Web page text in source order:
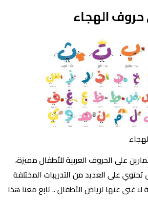
حروف الهجاء
على الحروف العربية للأطفال مميزة،
على العديد من التدريبات المختلفة
لا غنى عنها لرياض الأطفال .. تابع معنا هذا